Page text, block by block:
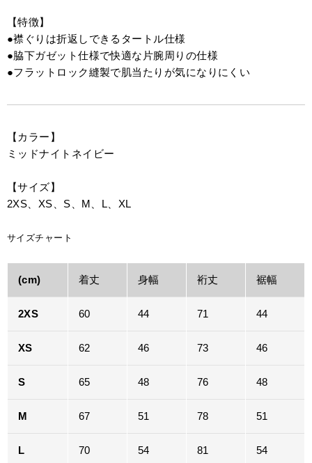
【特徴】
●襟ぐりは折返しできるタートル仕様
●脇下ガゼット仕様で快適な片腕周りの仕様
●フラットロック縫製で肌当たりが気になりにくい
【カラー】
ミッドナイトネイビー
【サイズ】
2XS、XS、S、M、L、XL
サイズチャート
(cm) 着丈 身幅 裄丈 裾幅
2XS 60 44 71 44
XS 62 46 73 46
S 65 48 76 48
M 67 51 78 51
L 70 54 81 54